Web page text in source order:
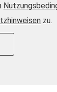
zu.